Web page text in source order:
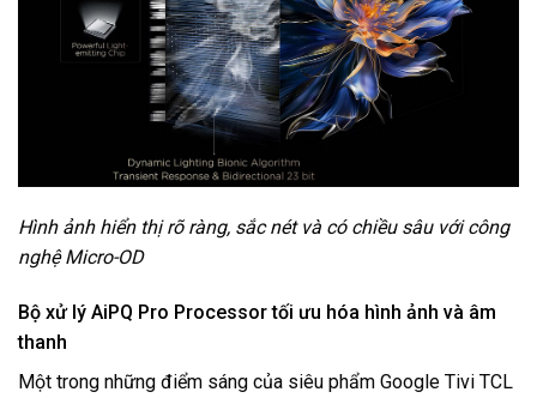
Hình ảnh hiển thị rõ ràng, sắc nét và có chiều sâu với công
nghệ Micro-OD
Bộ xử lý AiPQ Pro Processor tối ưu hóa hình ảnh và âm
thanh
Một trong những điểm sáng của siêu phẩm Google Tivi TCL